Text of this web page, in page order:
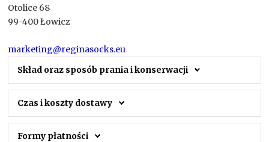
Otolice 68
99-400 Łowicz
marketing@reginasocks.eu
Skład oraz sposób prania i konserwacji
Czas i koszty dostawy
Formy płatności